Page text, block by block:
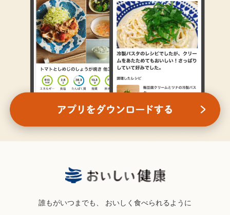
誰もがいつまでも、 おいしく食べられるように